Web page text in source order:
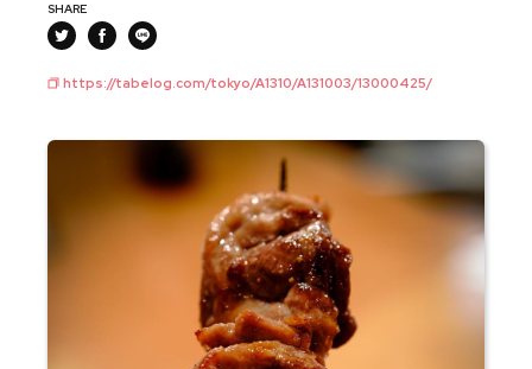
SHARE
https://tabelog.com/tokyo/A1310/A131003/13000425/